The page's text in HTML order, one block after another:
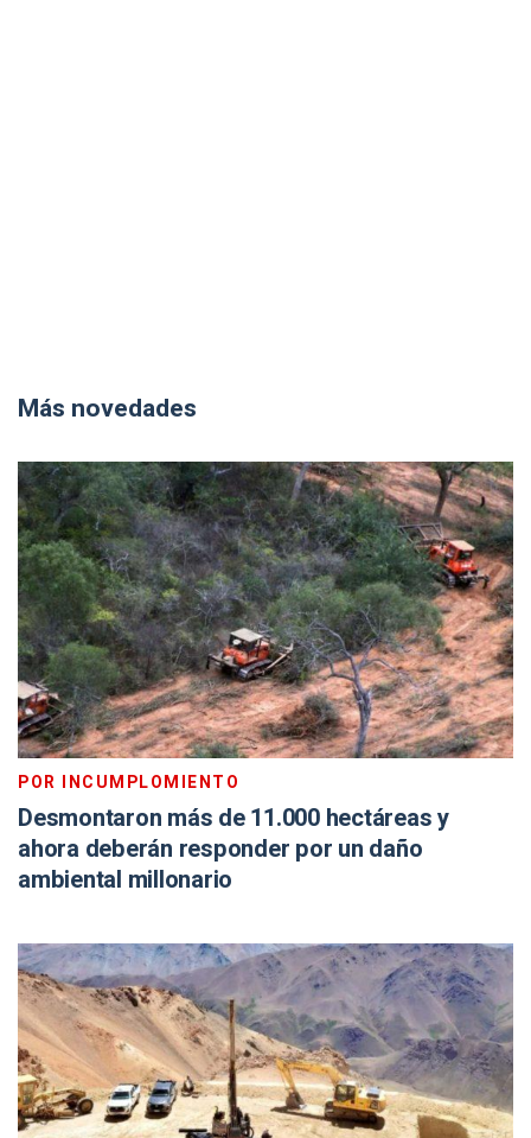
Más novedades
POR INCUMPLOMIENTO
Desmontaron más de 11.000 hectáreas y
ahora deberán responder por un daño
ambiental millonario